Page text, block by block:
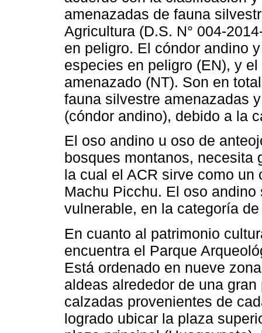
amenazadas de fauna
Agricultura (D.S. N° 004-
en peligro. El cóndor andino
especies en peligro (EN), y
amenazado (NT). Son en
fauna silvestre amenazadas
(cóndor andino), debido a la
El oso andino u oso de
bosques montanos, necesita
la cual el ACR sirve como un
Machu Picchu. El oso
vulnerable, en la categoría
En cuanto al patrimonio
encuentra el Parque
Está ordenado en nueve
aldeas alrededor de una
calzadas provenientes de
logrado ubicar la plaza